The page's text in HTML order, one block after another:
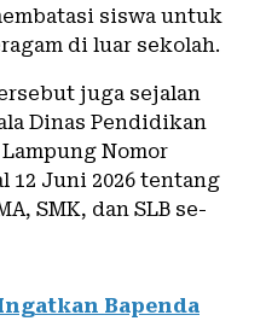
siswa untuk
di luar sekolah.
juga sejalan
Dinas Pendidikan
Nomor
12 Juni 2026 tentang
SMK, dan SLB se-
Bapenda